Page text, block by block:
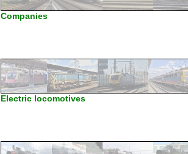
Companies
Electric locomotives